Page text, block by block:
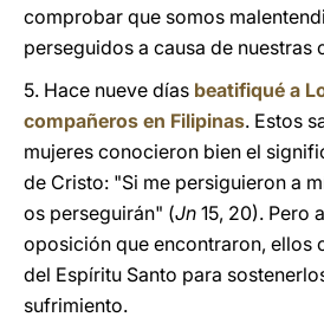
comprobar que somos
perseguidos a causa de nuestras
5. Hace nueve días beatifiqué a
compañeros en Filipinas. Estos
mujeres conocieron bien el
de Cristo: "Si me persiguieron a
os perseguirán" (Jn 15, 20). Pero
oposición que encontraron, ellos
del Espíritu Santo para
sufrimiento.